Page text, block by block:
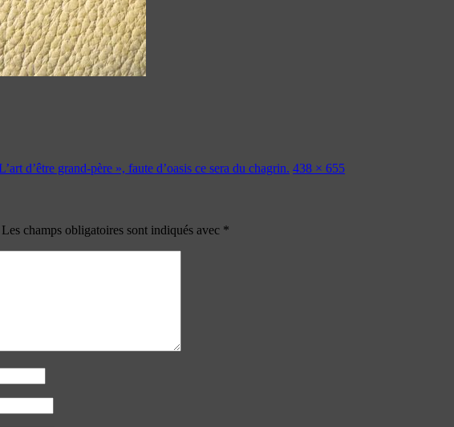
d’être grand-père », faute d’oasis ce sera du chagrin. 438 × 655
Les champs obligatoires sont indiqués avec *